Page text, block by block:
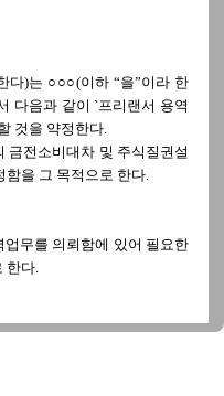
다)는 ○○○(이하 “을”이라 한
다음과 같이 `프리랜서 용역
것을 약정한다.
금전소비대차 및 주식질권설
을 그 목적으로 한다.
업무를 의뢰함에 있어 필요한
한다.
작업내용을 수행하여야 한